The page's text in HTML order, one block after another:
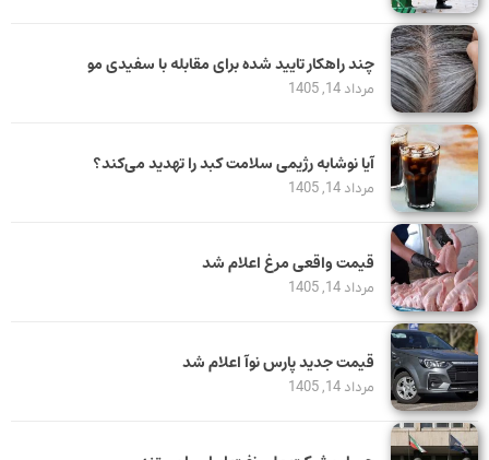
چند راهکار تایید شده برای مقابله با سفیدی مو
مرداد 14, 1405
آیا نوشابه رژیمی سلامت کبد را تهدید می‌کند؟
مرداد 14, 1405
قیمت واقعی مرغ اعلام شد
مرداد 14, 1405
قیمت جدید پارس نوآ اعلام شد
مرداد 14, 1405